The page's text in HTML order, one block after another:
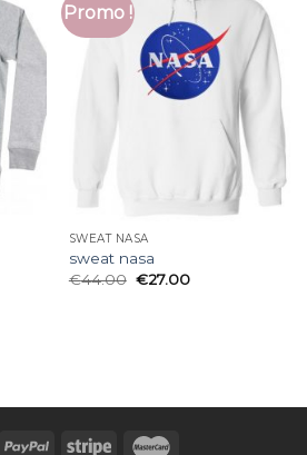
Promo !
SWEAT NASA
sweat nasa
€44.00 €27.00